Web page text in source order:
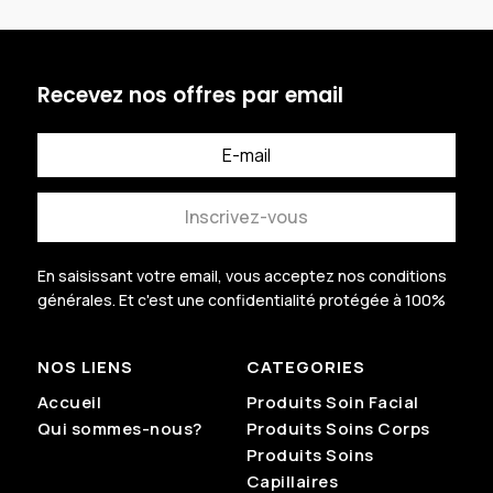
Recevez nos offres par email
Inscrivez-vous
En saisissant votre email, vous acceptez nos conditions
générales. Et c'est une confidentialité protégée à 100%
NOS LIENS
Accueil
Qui sommes-nous?
CATEGORIES
Produits Soin Facial
Produits Soins Corps
Produits Soins
Capillaires